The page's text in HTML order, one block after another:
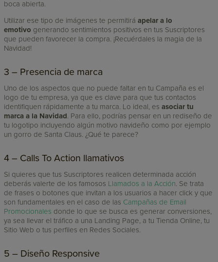
boca abierta.
Utilizar ese tipo de imágenes te permitiráapelar a lo
emotivo generando sentimientos positivos en tus Suscriptores
que pueden favorecer la compra. ¡Recuérdales la magia de la
Navidad!
3 – Presencia de marca
Uno de los aspectos que no puede faltar en tu Campaña es el
logo de tu empresa, ya que es clave para que tus contactos
identifiquen rápidamente a tu marca. Lo ideal, esasociar tu
marca a la Navidad. Para ello, podrías pensar en un rediseño de
tu logotipo incluyendo algún motivo navideño como por ejemplo
un gorro de Santa Claus. ¿Qué te parece?
4 – Calls To Action llamativos
Si quieres que tus Suscriptores realicen determinada acción
deberás valerte de los famosos Llamados a la Acción. Se trata
de frases o botones que invitan a los usuarios a hacer click y que
son fundamentales en el caso de las Campañas de Email
Promocionales donde lo que se busca es generar conversiones,
ya sea llevar el tráfico a una Landing Page, a tu Tienda Online, tu
Sitio Web o tus perfiles en Redes Sociales.
5 – Diseño Responsive